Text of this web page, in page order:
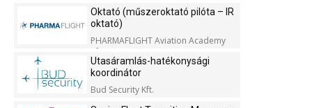
Oktató (műszeroktató pilóta – IR
oktató)
PHARMAFLIGHT Aviation Academy
Kft.
Utasáramlás-hatékonysági
koordinátor
Bud Security Kft.